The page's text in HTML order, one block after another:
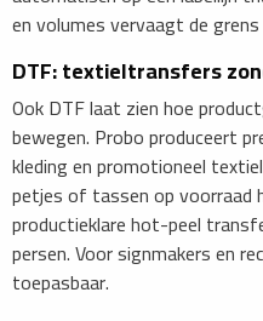
en volumes vervaagt de
DTF: textieltransfers
Ook DTF laat zien hoe
bewegen. Probo produceert
kleding en promotioneel
petjes of tassen op voorraad
productieklare hot-peel
persen. Voor signmakers en
toepasbaar.